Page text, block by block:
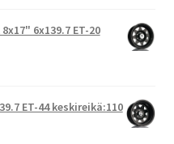
6x139.7 ET-20
ET-44 keskireikä:110